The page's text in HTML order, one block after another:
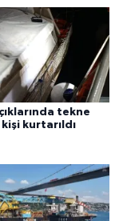
tekne
kişi kurtarıldı